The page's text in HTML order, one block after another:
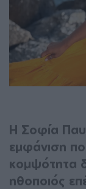
Η Σοφία
εμφάνιση
κομψότητα
ηθοποιός